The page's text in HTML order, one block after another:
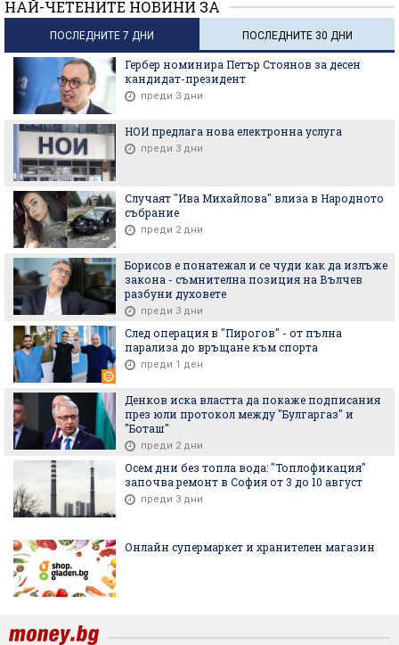
НАЙ-ЧЕТЕНИТЕ НОВИНИ ЗА
ПОСЛЕДНИТЕ 7 ДНИ ПОСЛЕДНИТЕ 30 ДНИ
Гербер номинира Петър Стоянов за десен
кандидат-президент
преди 3 дни
НОИ предлага нова електронна услуга
преди 3 дни
Случаят "Ива Михайлова" влиза в Народното
събрание
преди 2 дни
Борисов е понатежал и се чуди как да излъже
закона - съмнителна позиция на Вълчев
разбуни духовете
преди 3 дни
След операция в "Пирогов" - от пълна
парализа до връщане към спорта
преди 1 ден
Денков иска властта да покаже подписания
през юли протокол между "Булгаргаз" и
"Боташ"
преди 2 дни
Осем дни без топла вода: "Топлофикация"
започва ремонт в София от 3 до 10 август
преди 3 дни
Онлайн супермаркет и хранителен магазин